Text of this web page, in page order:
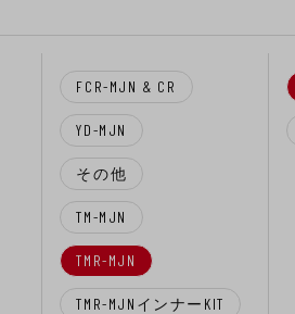
FCR-MJN & CR
YD-MJN
その他
TM-MJN
TMR-MJN
TMR-MJNインナーKIT